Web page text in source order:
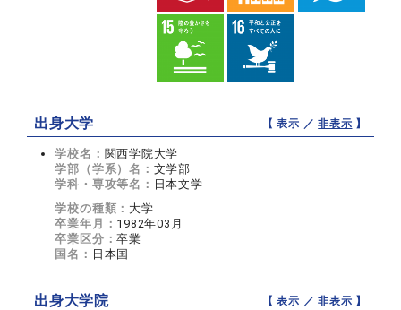
出身大学 【 表示 ／非表示 】
学校名： 関西学院大学
学部（学系）名： 文学部
学科・専攻等名： 日本文学
学校の種類： 大学
卒業年月： 1982年03月
卒業区分：卒業
国名： 日本国
出身大学院 【 表示 ／非表示 】